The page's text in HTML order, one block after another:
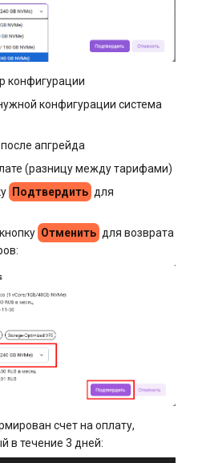
конфигурации
конфигурации система
апгрейда
(разницу между тарифами)
Подтвердить для
Отменить для возврата
счет на оплату,
в течение 3 дней: